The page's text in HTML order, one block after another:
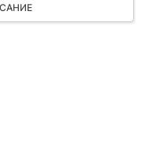
без внимания.
и вспомнить, что
полагает, что
одного из
иметь дело во